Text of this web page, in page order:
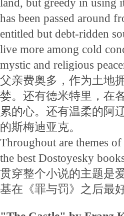
has been passed around
entitled but debt-ridden
live more among cold
mystic and religious
父亲费奥多，作为土地
婪。还有德米特里，在
累的心。还有温柔的阿
的斯梅迪亚克。
Throughout are themes
the best Dostoyesky
贯穿整个小说的主题是
基在《罪与罚》之后最